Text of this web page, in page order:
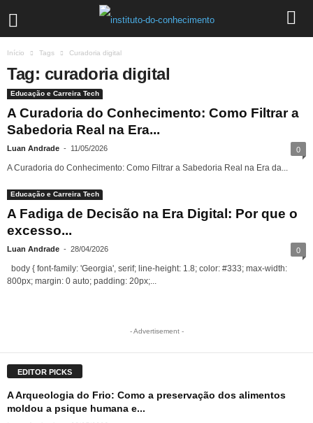
Início Tags Curadoria digital
Tag: curadoria digital
Educação e Carreira Tech
A Curadoria do Conhecimento: Como Filtrar a
Sabedoria Real na Era...
Luan Andrade - 11/05/2026 0
A Curadoria do Conhecimento: Como Filtrar a Sabedoria Real na Era da...
Educação e Carreira Tech
A Fadiga de Decisão na Era Digital: Por que o
excesso...
Luan Andrade - 28/04/2026 0
body { font-family: 'Georgia', serif; line-height: 1.8; color: #333; max-width:
800px; margin: 0 auto; padding: 20px;...
- Advertisement -
EDITOR PICKS
A Arqueologia do Frio: Como a preservação dos alimentos
moldou a psique humana e...